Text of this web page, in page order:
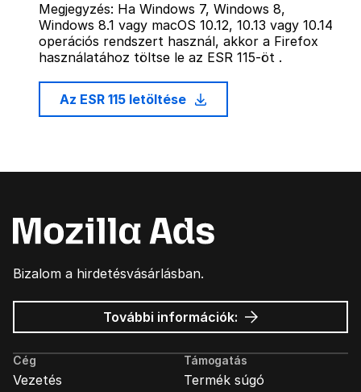
Megjegyzés: Ha Windows 7, Windows 8,
Windows 8.1 vagy macOS 10.12, 10.13 vagy 10.14
operációs rendszert használ, akkor a Firefox
használatához töltse le az ESR 115-öt .
Az ESR 115 letöltése
Bizalom a hirdetésvásárlásban.
További információk: Mozilla
hirdetések
Cég
Vezetés
Támogatás
Termék súgó